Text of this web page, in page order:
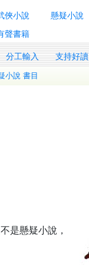
俠小說
懸疑小說
聲書籍
分工輸入 支持好讀
小說 書目
是懸疑小說，